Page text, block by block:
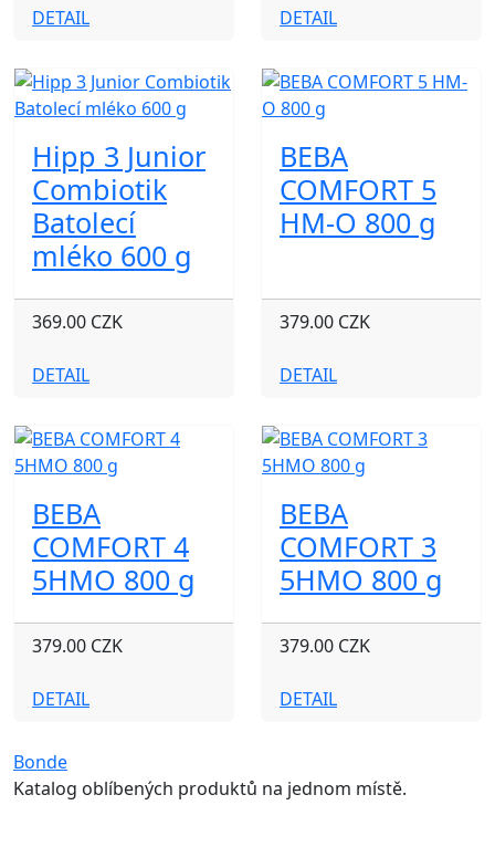
DETAIL DETAIL
Hipp 3 Junior
Combiotik
Batolecí
mléko 600 g
369.00 CZK
DETAIL
BEBA
COMFORT 5
HM-O 800 g
379.00 CZK
DETAIL
BEBA
COMFORT 4
5HMO 800 g
379.00 CZK
DETAIL
BEBA
COMFORT 3
5HMO 800 g
379.00 CZK
DETAIL
Bonde
Katalog oblíbených produktů na jednom místě.